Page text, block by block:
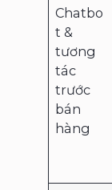
Chatbo
t &
tương
tác
trước
bán
hàng